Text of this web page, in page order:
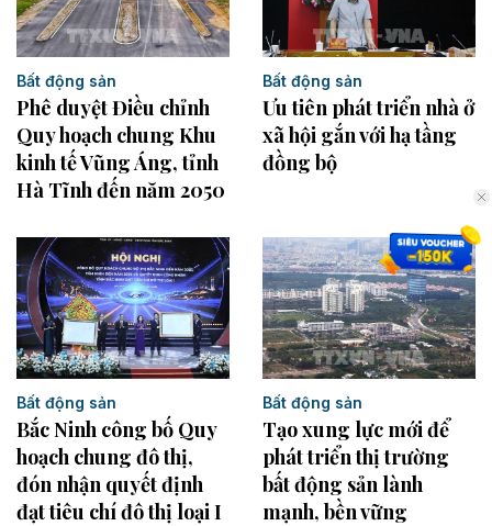
Bất động sản
Phê duyệt Điều chỉnh
Quy hoạch chung Khu
kinh tế Vũng Áng, tỉnh
Hà Tĩnh đến năm 2050
Bất động sản
Ưu tiên phát triển nhà ở
xã hội gắn với hạ tầng
đồng bộ
Bất động sản
Bắc Ninh công bố Quy
hoạch chung đô thị,
đón nhận quyết định
đạt tiêu chí đô thị loại I
Bất động sản
Tạo xung lực mới để
phát triển thị trường
bất động sản lành
mạnh, bền vững